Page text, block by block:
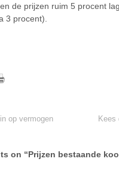
de prijzen ruim 5 procent
3 procent).
op vermogen Kees
on “Prijzen bestaande